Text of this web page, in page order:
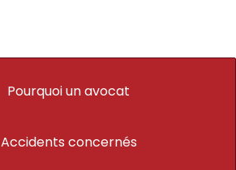
Pourquoi un avocat
Accidents concernés